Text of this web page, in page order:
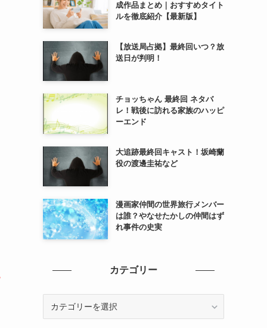
成作品まとめ｜おすすめタイト
ルを徹底紹介【最新版】
【放送局占拠】最終回いつ？放
送日が判明！
チョッちゃん 最終回 ネタバ
レ！戦後に訪れる家族のハッピ
ーエンド
大追跡最終回キャスト！坂崎蘭
役の渡邊圭祐など
漫画家仲間の世界旅行メンバー
は誰？やなせたかしの仲間はず
れ事件の史実
カテゴリー